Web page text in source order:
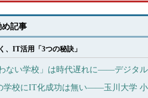
記事
、IT活用「3つの秘訣」
わない学校」は時代遅れに――デジタ
学校にIT化成功は無い――玉川大学